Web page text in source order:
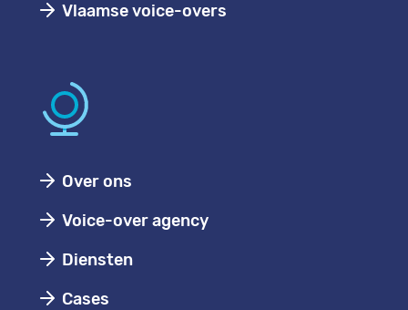
Vlaamse voice-overs
Over ons
Voice-over agency
Diensten
Cases